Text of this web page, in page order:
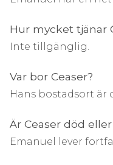
Hur mycket tjänar
Inte tillgänglig.
Var bor Ceaser?
Hans bostadsort är
Är Ceaser död
Emanuel lever